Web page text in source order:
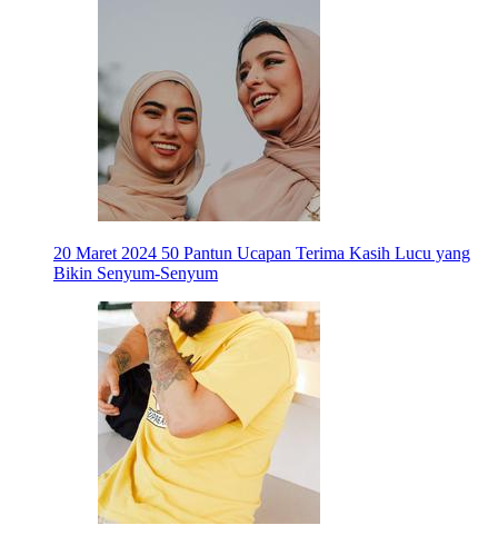
20 Maret 2024 50 Pantun Ucapan Terima Kasih Lucu yang
Bikin Senyum-Senyum